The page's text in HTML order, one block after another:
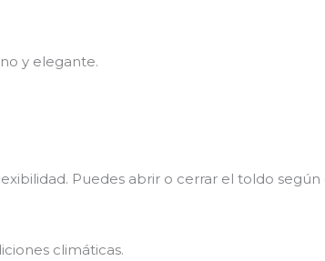
y elegante.
Puedes abrir o cerrar el toldo
climáticas.